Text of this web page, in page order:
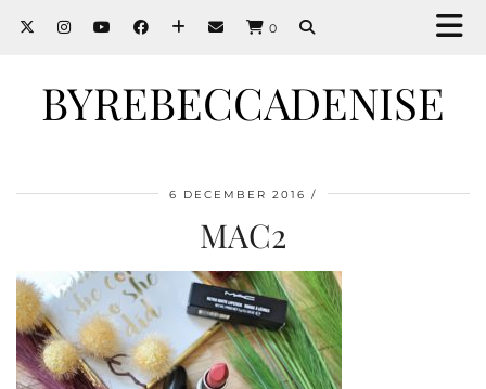
0
BYREBECCADENISE
6 DECEMBER 2016
MAC2